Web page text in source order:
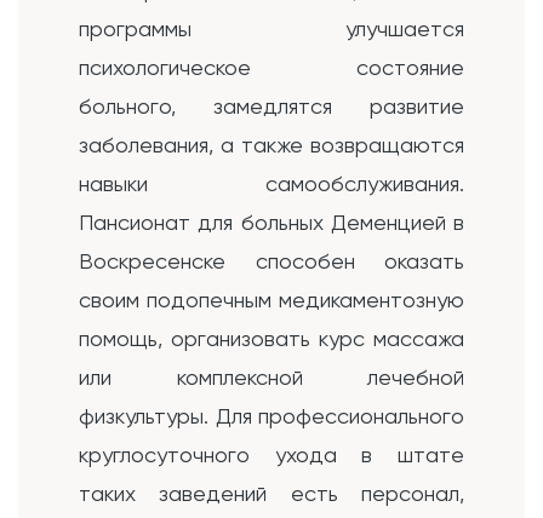
программы улучшается
психологическое состояние
больного, замедлятся развитие
заболевания, а также возвращаются
навыки самообслуживания.
Пансионат для больных Деменцией в
Воскресенске способен оказать
своим подопечным медикаментозную
помощь, организовать курс массажа
или комплексной лечебной
физкультуры. Для профессионального
круглосуточного ухода в штате
таких заведений есть персонал,